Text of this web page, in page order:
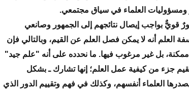
ومسؤوليات العلماء في سياق مجتمعي.
قويٌّ بواجب إيصال نتائجهم إلى الجمهور وصانعي
العلم أنه لا يمكن فصل العلم عن القيم، وبالتالي فإن
بل غير مرغوب فيها. ما نحدده على أنه "علم جيد"
جزء من كيفية عمل العلم؛ إنها تشارك ـ بشكل
العلماء أنفسهم، وكذلك في فهم وتقييم الدور الذي